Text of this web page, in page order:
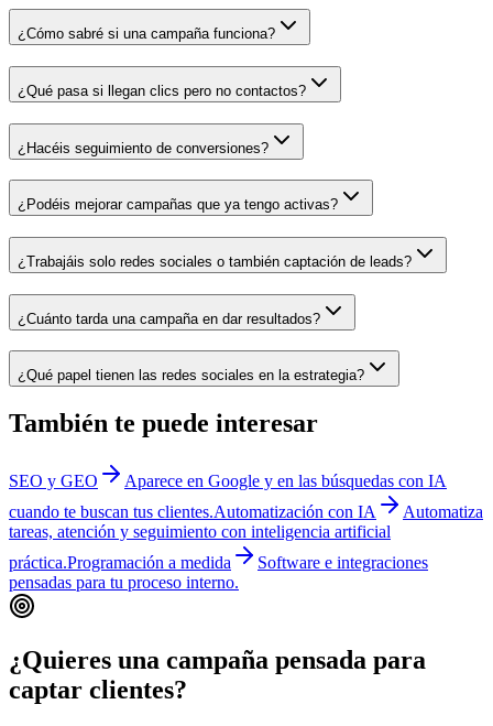
¿Cómo sabré si una campaña funciona?
¿Qué pasa si llegan clics pero no contactos?
¿Hacéis seguimiento de conversiones?
¿Podéis mejorar campañas que ya tengo activas?
¿Trabajáis solo redes sociales o también captación de leads?
¿Cuánto tarda una campaña en dar resultados?
¿Qué papel tienen las redes sociales en la estrategia?
También te puede interesar
SEO y GEO
Aparece en Google y en las búsquedas con IA
cuando te buscan tus clientes.Automatización con IA
Automatiza
tareas, atención y seguimiento con inteligencia artificial
práctica.Programación a medida
Software e integraciones
pensadas para tu proceso interno.
¿Quieres una campaña pensada para
captar clientes?